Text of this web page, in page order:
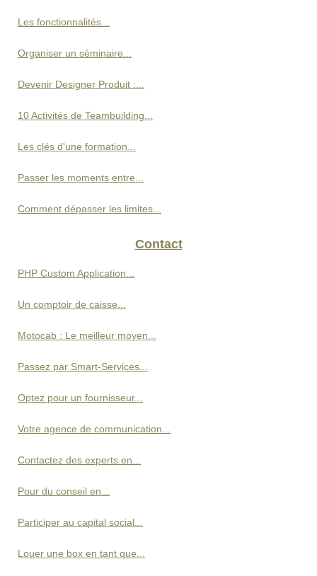
Les fonctionnalités...
Organiser un séminaire...
Devenir Designer Produit :...
10 Activités de Teambuilding...
Les clés d'une formation...
Passer les moments entre...
Comment dépasser les limites...
Contact
PHP Custom Application...
Un comptoir de caisse...
Motocab : Le meilleur moyen...
Passez par Smart-Services...
Optez pour un fournisseur...
Votre agence de communication...
Contactez des experts en...
Pour du conseil en...
Participer au capital social...
Louer une box en tant que...